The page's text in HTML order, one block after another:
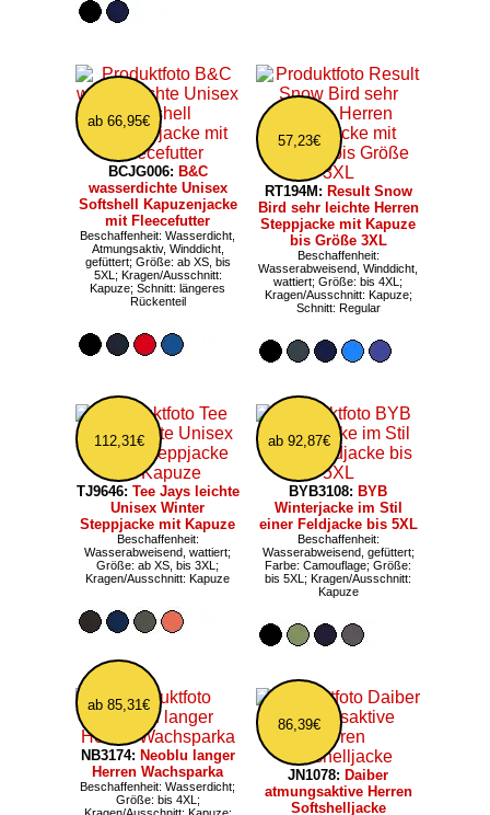
ab 66,95€
BCJG006: B&C
wasserdichte Unisex
Softshell Kapuzenjacke
mit Fleecefutter
Beschaffenheit: Wasserdicht,
Atmungsaktiv, Winddicht,
gefüttert; Größe: ab XS, bis
5XL; Kragen/Ausschnitt:
Kapuze; Schnitt: längeres
Rückenteil
57,23€
RT194M: Result Snow
Bird sehr leichte Herren
Steppjacke mit Kapuze
bis Größe 3XL
Beschaffenheit:
Wasserabweisend, Winddicht,
wattiert; Größe: bis 4XL;
Kragen/Ausschnitt: Kapuze;
Schnitt: Regular
112,31€
TJ9646: Tee Jays leichte
Unisex Winter
Steppjacke mit Kapuze
Beschaffenheit:
Wasserabweisend, wattiert;
Größe: ab XS, bis 3XL;
Kragen/Ausschnitt: Kapuze
ab 92,87€
BYB3108: BYB
Winterjacke im Stil
einer Feldjacke bis 5XL
Beschaffenheit:
Wasserabweisend, gefüttert;
Farbe: Camouflage; Größe:
bis 5XL; Kragen/Ausschnitt:
Kapuze
ab 85,31€
NB3174: Neoblu langer
Herren Wachsparka
Beschaffenheit: Wasserdicht;
Größe: bis 4XL;
86,39€
JN1078: Daiber
atmungsaktive Herren
Softshelljacke